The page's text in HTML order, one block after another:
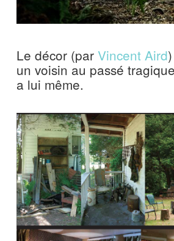
Le décor (par Vincent Aird
un voisin au passé
a lui même.